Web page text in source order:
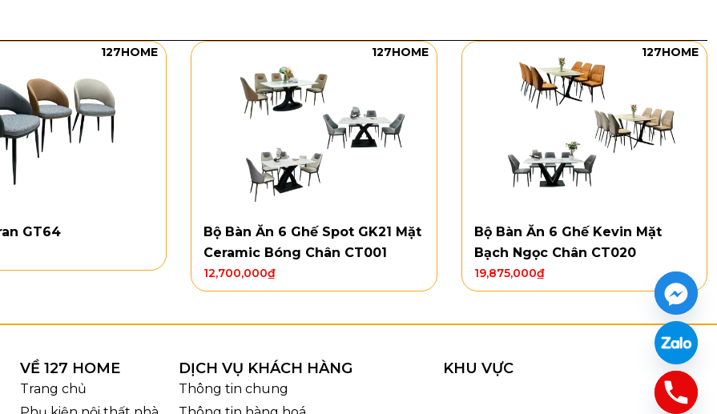
Bộ bàn ăn 4 ghế Sheraton GK20 mặt ceramic bóng chân CT018 với 3 phối màu xám – xanh – cam
tạo hình tam giác đối xứng,
cảm giác hiện đại – chắc chắn. Ghế Sheraton lưng cong ôm lưng, đường “sọc” giữa lưng ghế tạo điểm
thoải mái.
127HOME
GT64
127HOME
Bộ Bàn Ăn 6 Ghế Spot GK21 Mặt
Ceramic Bóng Chân CT001
12,700,000₫
127HOME
Bộ Bàn Ăn 6 Ghế Kevin Mặt
Bạch Ngọc Chân CT020
19,875,000₫
VỀ 127 HOME
Trang chủ
DỊCH VỤ KHÁCH HÀNG
Thông tin chung
KHU VỰC